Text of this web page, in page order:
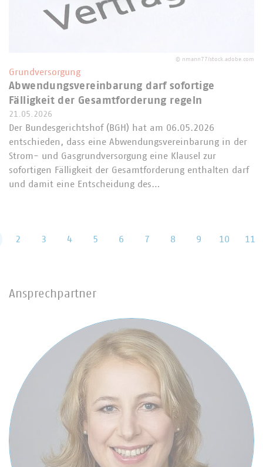
© nmann77/stock.adobe.com
Grundversorgung
Abwendungsvereinbarung darf sofortige
Fälligkeit der Gesamtforderung regeln
21.05.2026
Der Bundesgerichtshof (BGH) hat am 06.05.2026
entschieden, dass eine Abwendungsvereinbarung in der
Strom- und Gasgrundversorgung eine Klausel zur
sofortigen Fälligkeit der Gesamtforderung enthalten darf
und damit eine Entscheidung des…
2 3 4 5 6 7 8 9 10 11
Ansprechpartner